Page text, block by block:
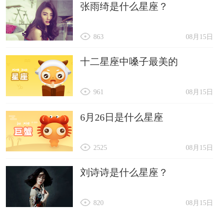
张雨绮是什么星座？
08月15日
863
十二星座中嗓子最美的
08月15日
961
6月26日是什么星座
08月15日
2525
刘诗诗是什么星座？
08月15日
820